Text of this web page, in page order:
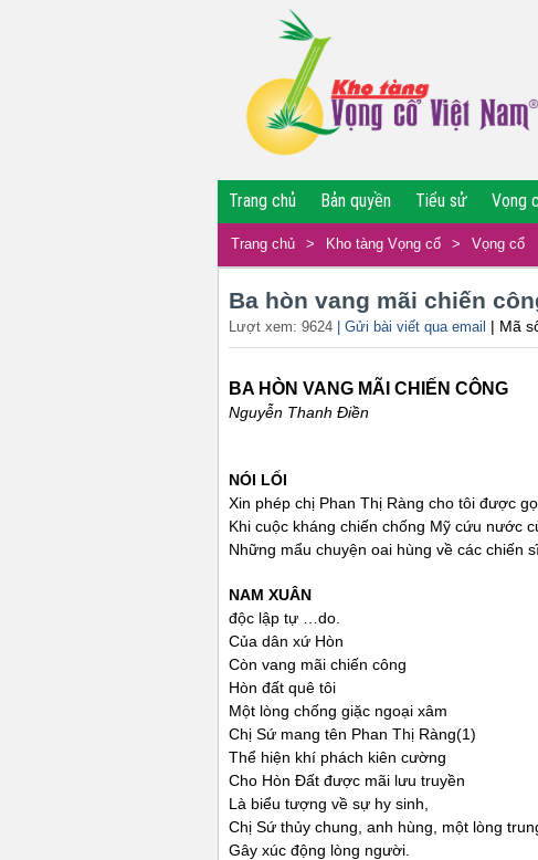
Trang chủ Bản quyền Tiểu sử Vọng
Trang chủ > Kho tàng Vọng cổ > Vọng cổ
Ba hòn vang mãi chiến
Lượt xem: 9624 | Gửi bài viết qua email | Mã
BA HÒN VANG MÃI CHIẾN CÔNG
Nguyễn Thanh Điền
NÓI LỐI
Xin phép chị Phan Thị Ràng cho tôi được
Khi cuộc kháng chiến chống Mỹ cứu nước
Những mẩu chuyện oai hùng về các chiến
NAM XUÂN
độc lập tự …do.
Của dân xứ Hòn
Còn vang mãi chiến công
Hòn đất quê tôi
Một lòng chống giặc ngoại xâm
Chị Sứ mang tên Phan Thị Ràng(1)
Thể hiện khí phách kiên cường
Cho Hòn Đất được mãi lưu truyền
Là biểu tượng về sự hy sinh,
Chị Sứ thủy chung, anh hùng, một lòng
Gây xúc động lòng người.